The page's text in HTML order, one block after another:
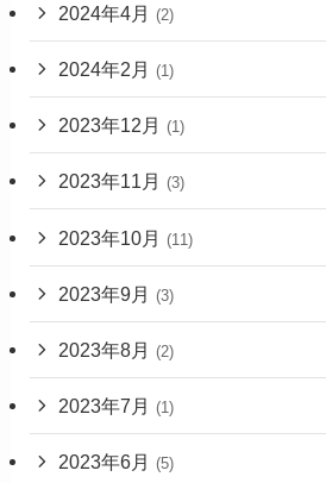
2024年4月 (2)
2024年2月 (1)
2023年12月 (1)
2023年11月 (3)
2023年10月 (11)
2023年9月 (3)
2023年8月 (2)
2023年7月 (1)
2023年6月 (5)